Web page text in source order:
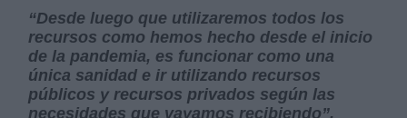
“Desde luego que utilizaremos todos los
recursos como hemos hecho desde el inicio
de la pandemia, es funcionar como una
única sanidad e ir utilizando recursos
públicos y recursos privados según las
necesidades que vayamos recibiendo”,